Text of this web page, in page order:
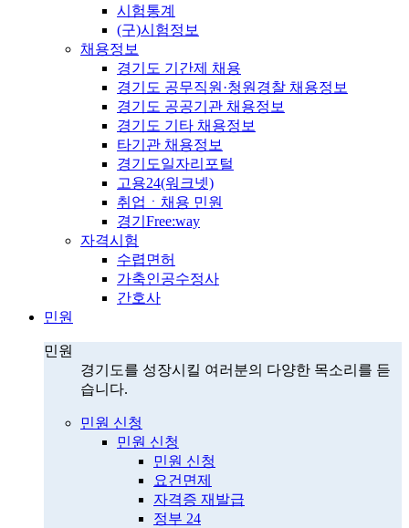
시험통계
(구)시험정보
채용정보
경기도 기간제 채용
경기도 공무직원·청원경찰 채용정보
경기도 공공기관 채용정보
경기도 기타 채용정보
타기관 채용정보
경기도일자리포털
고용24(워크넷)
취업ㆍ채용 민원
경기Free:way
자격시험
수렵면허
가축인공수정사
간호사
민원
민원
경기도를 성장시킬 여러분의 다양한 목소리를 듣
습니다.
민원 신청
민원 신청
민원 신청
요건면제
자격증 재발급
정부 24